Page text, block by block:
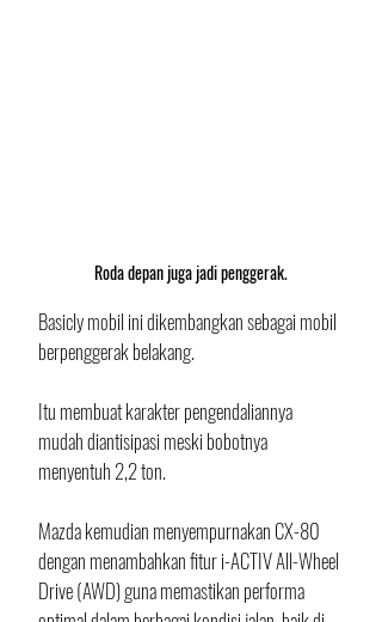
Roda depan juga jadi penggerak.
Basicly mobil ini dikembangkan sebagai mobil
berpenggerak belakang.
Itu membuat karakter pengendaliannya
mudah diantisipasi meski bobotnya
menyentuh 2,2 ton.
Mazda kemudian menyempurnakan CX-80
dengan menambahkan fitur i-ACTIV All-Wheel
Drive (AWD) guna memastikan performa